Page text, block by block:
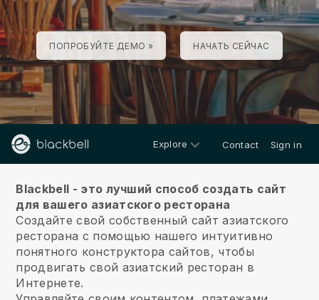
ПОПРОБУЙТЕ ДЕМО » НАЧАТЬ СЕЙЧАС
Explore Contact Sign in
Blackbell - это лучший способ создать сайт
для вашего азиатского ресторана
Создайте свой собственный сайт азиатского
ресторана с помощью нашего интуитивно
понятного конструктора сайтов, чтобы
продвигать свой азиатский ресторан в
Интернете.